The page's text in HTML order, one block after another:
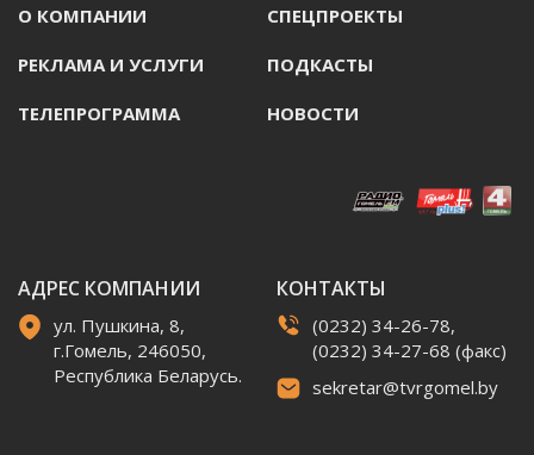
О КОМПАНИИ СПЕЦПРОЕКТЫ
РЕКЛАМА И УСЛУГИ ПОДКАСТЫ
ТЕЛЕПРОГРАММА НОВОСТИ
АДРЕС КОМПАНИИ
ул. Пушкина, 8,
г.Гомель, 246050,
Республика Беларусь.
КОНТАКТЫ
(0232) 34-26-78,
(0232) 34-27-68 (факс)
sekretar@tvrgomel.by